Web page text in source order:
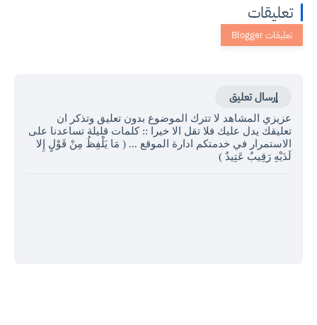
تعليقات
إرسال تعليق
عزيزي المشاهد لا تترك الموضوع بدون تعليق وتذكر ان
تعليقك يدل عليك فلا تقل الا خيرا :: كلمات قليلة تساعدنا على
الاستمرار في خدمتكم ادارة الموقع ... ( مَا يَلْفِظُ مِنْ قَوْلٍ إِلا
لَدَيْهِ رَقِيبٌ عَتِيدٌ )